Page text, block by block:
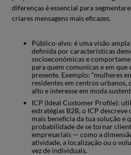
diferenças é essencial para
criares mensagens mais eficazes.
Público-alvo: é uma visão
definida por características
socioeconómicas e
para quem comunicas e em que
presente. Exemplo: “mulheres
residentes em centros
alto e interesse em moda
ICP (Ideal Customer Profile):
estratégias B2B, o ICP
mais beneficia da tua solução e
probabilidade de se tornar
empresariais — como a
atividade, a localização ou o
vez de individuais.